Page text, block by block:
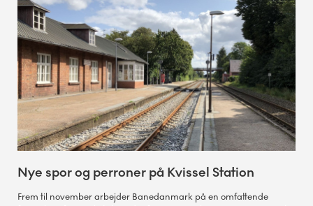
Nye spor og perroner på Kvissel Station
Frem til november arbejder Banedanmark på en omfattende